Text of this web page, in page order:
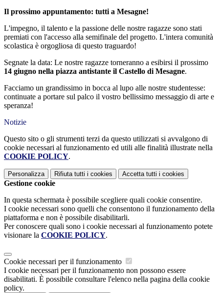
Il prossimo appuntamento: tutti a Mesagne!
L'impegno, il talento e la passione delle nostre ragazze sono stati
premiati con l'accesso alla semifinale del progetto. L'intera comunità
scolastica è orgogliosa di questo traguardo!
Segnate la data: Le nostre ragazze torneranno a esibirsi il prossimo
14 giugno nella piazza antistante il Castello di Mesagne.
Facciamo un grandissimo in bocca al lupo alle nostre studentesse:
continuate a portare sul palco il vostro bellissimo messaggio di arte e
speranza!
Notizie
Questo sito o gli strumenti terzi da questo utilizzati si avvalgono di
cookie necessari al funzionamento ed utili alle finalità illustrate nella
COOKIE POLICY.
Personalizza Rifiuta tutti i cookies Accetta tutti i cookies
Gestione cookie
In questa schermata è possibile scegliere quali cookie consentire.
I cookie necessari sono quelli che consentono il funzionamento della
piattaforma e non è possibile disabilitarli.
Per conoscere quali sono i cookie necessari al funzionamento potete
visionare la COOKIE POLICY.
Cookie necessari per il funzionamento
I cookie necessari per il funzionamento non possono essere
disabilitati. È possibile consultare l'elenco nella pagina della cookie
policy.